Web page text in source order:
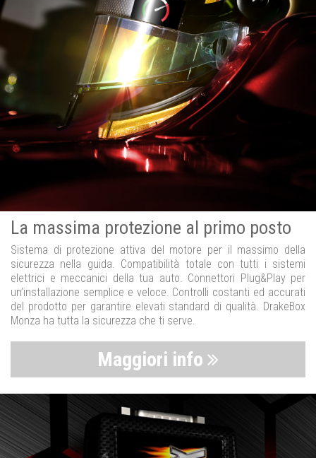
La massima protezione al primo posto
Sistema di protezione attiva del motore per il massimo della
sicurezza nella guida. Compatibilità totale con tutti i sistemi
elettrici e meccanici della tua auto. Connettori Plug&Play per
un’installazione semplice e veloce. Controlli costanti ed accurati
del prodotto per garantire elevati standard di qualità. DrakeBox
Monza ha tutta la sicurezza che ti serve.
Maggiori info